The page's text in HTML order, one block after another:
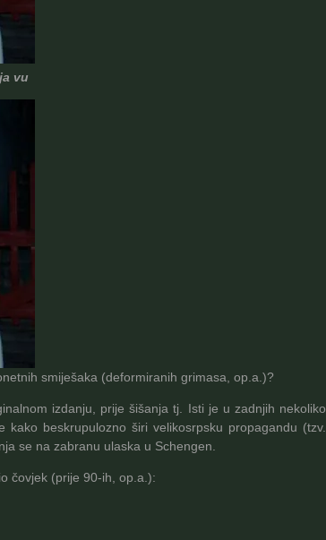
vu
smiješaka (deformiranih grimasa, op.a.)?
izdanju, prije šišanja tj. Isti je u zadnjih nekoliko
beskrupulozno širi velikosrpsku propagandu (tzv.
se na zabranu ulaska u Schengen.
čovjek (prije 90-ih, op.a.):